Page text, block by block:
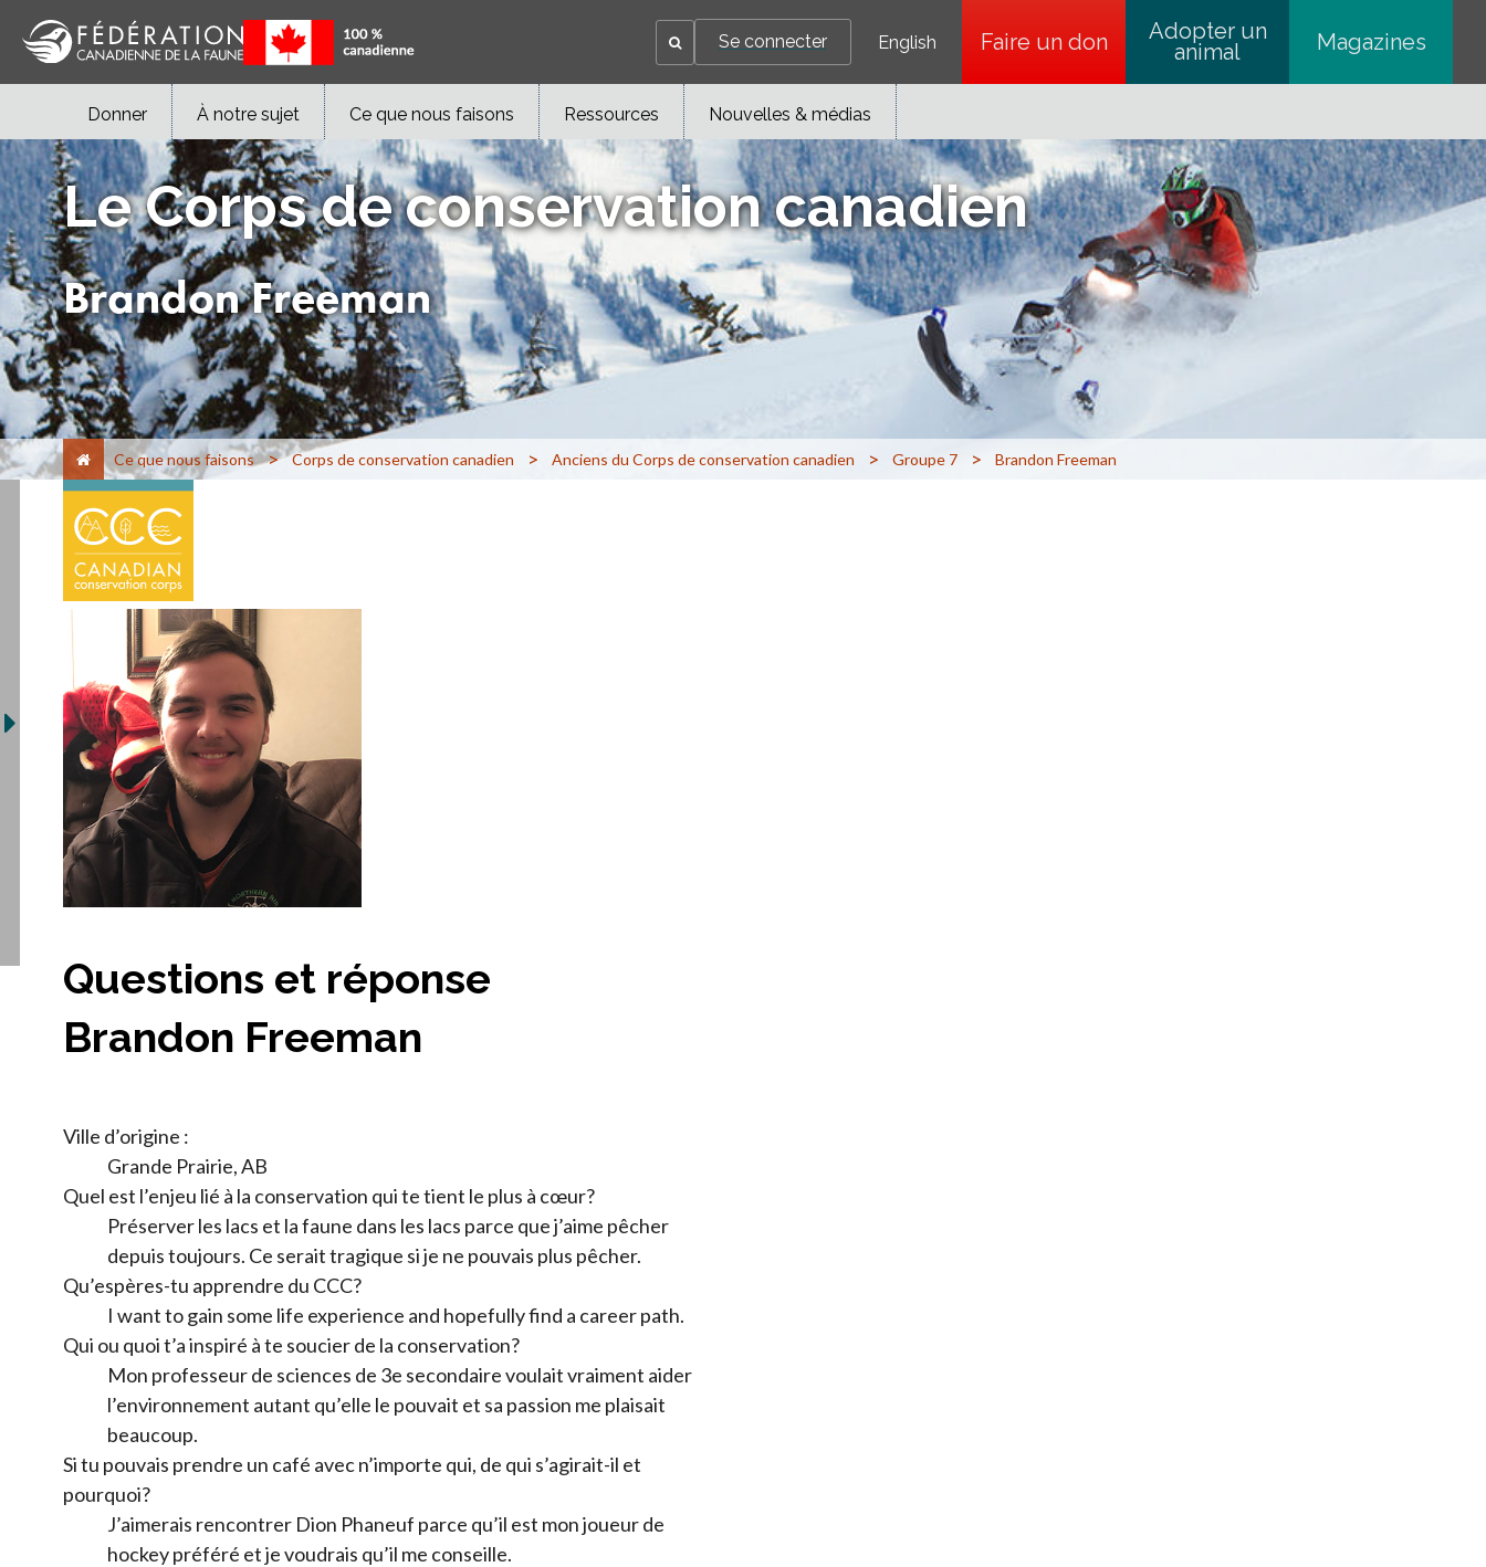
Se connecter English Faire un dons’ouvre dans un nouvel onglet
Adopter un
animal Magazines
Donner À notre sujet Ce que nous faisons Ressources Nouvelles & médias
Le Corps de conservation canadien
Brandon Freeman
Ce que nous faisons > Corps de conservation canadien > Anciens du Corps de conservation canadien > Groupe 7 > Brandon Freeman
Questions et réponse
Brandon Freeman
Ville d’origine :
Grande Prairie, AB
Quel est l’enjeu lié à la conservation qui te tient le plus à cœur?
Préserver les lacs et la faune dans les lacs parce que j’aime pêcher
depuis toujours. Ce serait tragique si je ne pouvais plus pêcher.
Qu’espères-tu apprendre du CCC?
I want to gain some life experience and hopefully find a career path.
Qui ou quoi t’a inspiré à te soucier de la conservation?
Mon professeur de sciences de 3e secondaire voulait vraiment aider
l’environnement autant qu’elle le pouvait et sa passion me plaisait
beaucoup.
Si tu pouvais prendre un café avec n’importe qui, de qui s’agirait-il et
pourquoi?
J’aimerais rencontrer Dion Phaneuf parce qu’il est mon joueur de
hockey préféré et je voudrais qu’il me conseille.